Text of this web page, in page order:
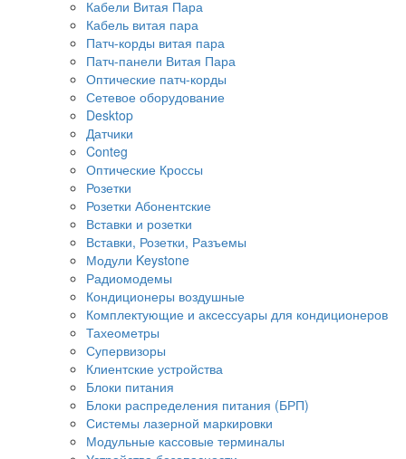
Кабели Витая Пара
Кабель витая пара
Патч-корды витая пара
Патч-панели Витая Пара
Оптические патч-корды
Сетевое оборудование
Desktop
Датчики
Conteg
Оптические Кроссы
Розетки
Розетки Абонентские
Вставки и розетки
Вставки, Розетки, Разъемы
Модули Keystone
Радиомодемы
Кондиционеры воздушные
Комплектующие и аксессуары для кондиционеров
Тахеометры
Супервизоры
Клиентские устройства
Блоки питания
Блоки распределения питания (БРП)
Системы лазерной маркировки
Модульные кассовые терминалы